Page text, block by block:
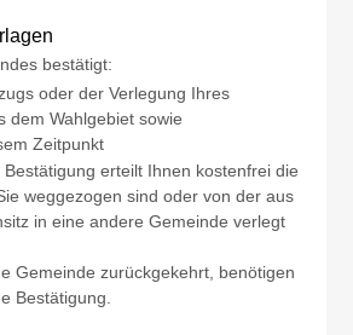
bestätigt:
oder der Verlegung Ihres
dem Wahlgebiet sowie
Zeitpunkt
erteilt Ihnen kostenfrei die
weggezogen sind oder von der aus
in eine andere Gemeinde verlegt
Gemeinde zurückgekehrt, benötigen
Bestätigung.